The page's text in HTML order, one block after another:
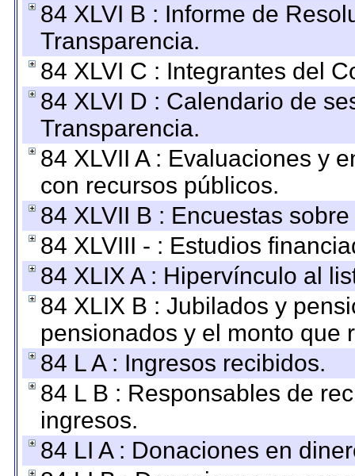
84 XLVI B : Informe de
Transparencia.
84 XLVI C : Integrantes del
84 XLVI D : Calendario de
Transparencia.
84 XLVII A : Evaluaciones y
con recursos públicos.
84 XLVII B : Encuestas
84 XLVIII - : Estudios
84 XLIX A : Hipervínculo al
84 XLIX B : Jubilados y
pensionados y el monto que
84 L A : Ingresos recibidos.
84 L B : Responsables de
ingresos.
84 LI A : Donaciones en